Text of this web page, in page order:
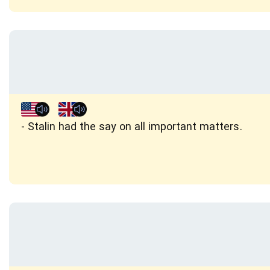
Stalin had the say on all important matters.